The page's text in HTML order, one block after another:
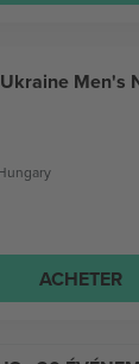
Men's
ACHETER